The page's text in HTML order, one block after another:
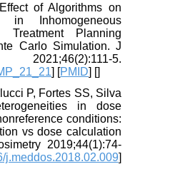
of Algorithms on
in Inhomogeneous
Treatment Planning
Carlo Simulation. J
5.
] [PMID] [
P, Fortes SS, Silva
in dose
conditions:
vs dose calculation
2019;44(1):74-
j.meddos.2018.02.009